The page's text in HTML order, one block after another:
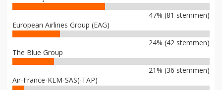
47% (81 stemmen)
European Airlines Group (EAG)
24% (42 stemmen)
The Blue Group
21% (36 stemmen)
Air-France-KLM-SAS(-TAP)